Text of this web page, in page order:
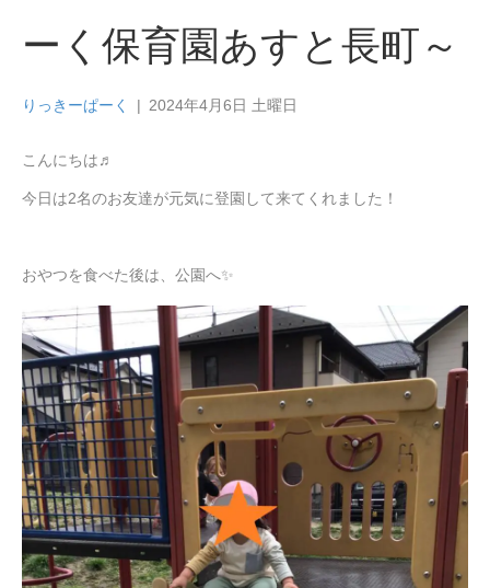
ーく保育園あすと長町～
りっきーぱーく | 2024年4月6日 土曜日
こんにちは♬
今日は2名のお友達が元気に登園して来てくれました！
おやつを食べた後は、公園へ✨